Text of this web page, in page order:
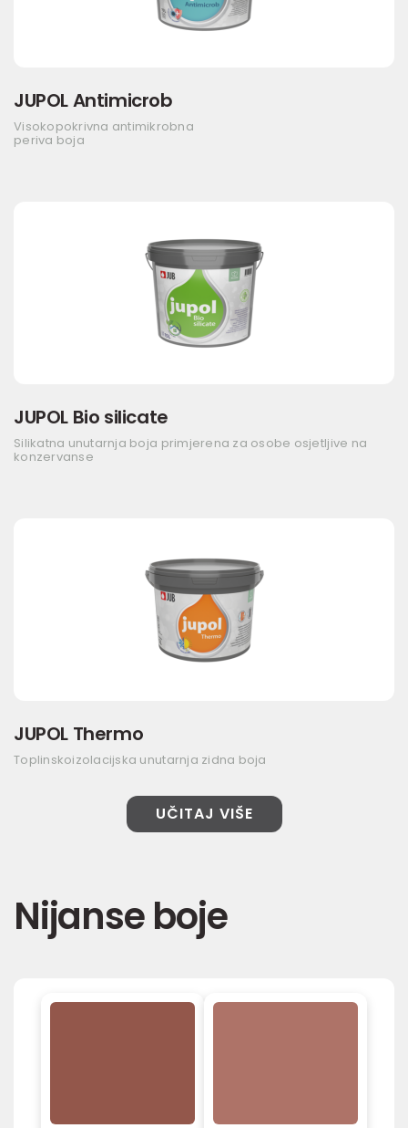
JUPOL Antimicrob
Visokopokrivna antimikrobna
periva boja
JUPOL Bio silicate
Silikatna unutarnja boja primjerena za osobe osjetljive na
konzervanse
JUPOL Thermo
Toplinskoizolacijska unutarnja zidna boja
UČITAJ VIŠE
Nijanse boje